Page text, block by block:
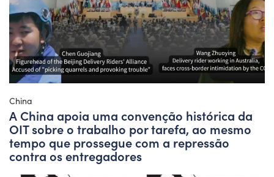
China
A China apoia uma convenção histórica da
OIT sobre o trabalho por tarefa, ao mesmo
tempo que prossegue com a repressão
contra os entregadores